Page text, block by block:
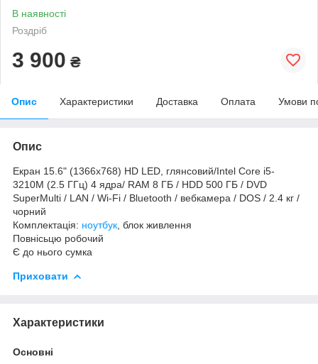
В наявності
Роздріб
3 900 ₴
Опис Характеристики Доставка Оплата Умови
Опис
Екран 15.6" (1366x768) HD LED, глянсовий/Intel Core i5-
3210M (2.5 ГГц) 4 ядра/ RAM 8 ГБ / HDD 500 ГБ / DVD
SuperMulti / LAN / Wi-Fi / Bluetooth / вебкамера / DOS / 2.4 кг /
чорний
Комплектація: ноутбук , блок живлення
Повнісьцю робочий
Є до нього сумка
Приховати
Характеристики
Основні